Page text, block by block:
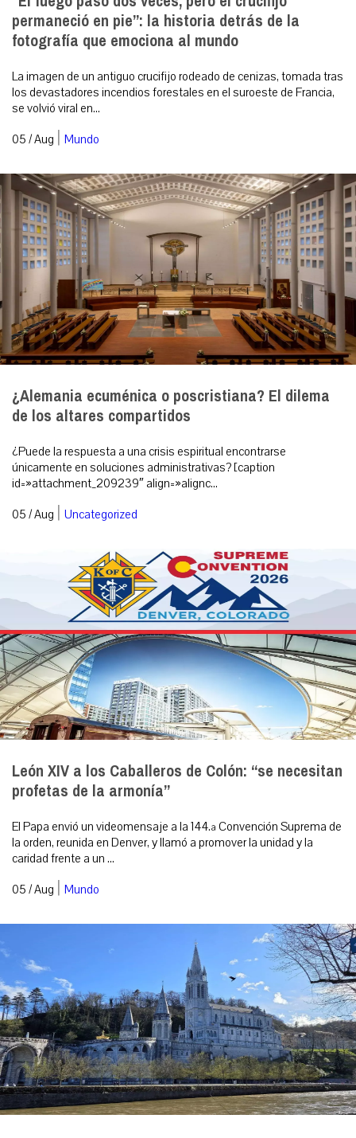
permaneció en pie”: la historia detrás de la
fotografía que emociona al mundo
La imagen de un antiguo crucifijo rodeado de cenizas, tomada tras
los devastadores incendios forestales en el suroeste de Francia,
se volvió viral en...
05 / Aug | Mundo
¿Alemania ecuménica o poscristiana? El dilema
de los altares compartidos
¿Puede la respuesta a una crisis espiritual encontrarse
únicamente en soluciones administrativas? [caption
id=»attachment_209239″ align=»alignc...
05 / Aug | Uncategorized
León XIV a los Caballeros de Colón: “se necesitan
profetas de la armonía”
El Papa envió un videomensaje a la 144.ª Convención Suprema de
la orden, reunida en Denver, y llamó a promover la unidad y la
caridad frente a un ...
05 / Aug | Mundo